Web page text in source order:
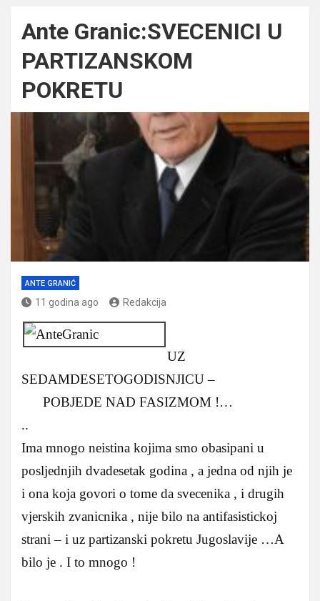
Ante Granic:SVECENICI U
PARTIZANSKOM
POKRETU
ANTE GRANIĆ
11 godina ago Redakcija
UZ
SEDAMDESETOGODISNJICU –
POBJEDE NAD FASIZMOM !…
..
Ima mnogo neistina kojima smo obasipani u
posljednjih dvadesetak godina , a jedna od njih je
i ona koja govori o tome da svecenika , i drugih
vjerskih zvanicnika , nije bilo na antifasistickoj
strani – i uz partizanski pokretu Jugoslavije …A
bilo je . I to mnogo !